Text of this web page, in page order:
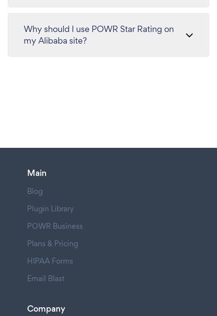
Why should I use POWR Star Rating on
my Alibaba site?
Main
Blog
Plugin Library
POWR Business
Plans & Pricing
HIPAA Forms
Email Blast
Company